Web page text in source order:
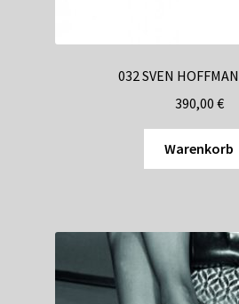
032 SVEN
390,00 €
Warenkorb